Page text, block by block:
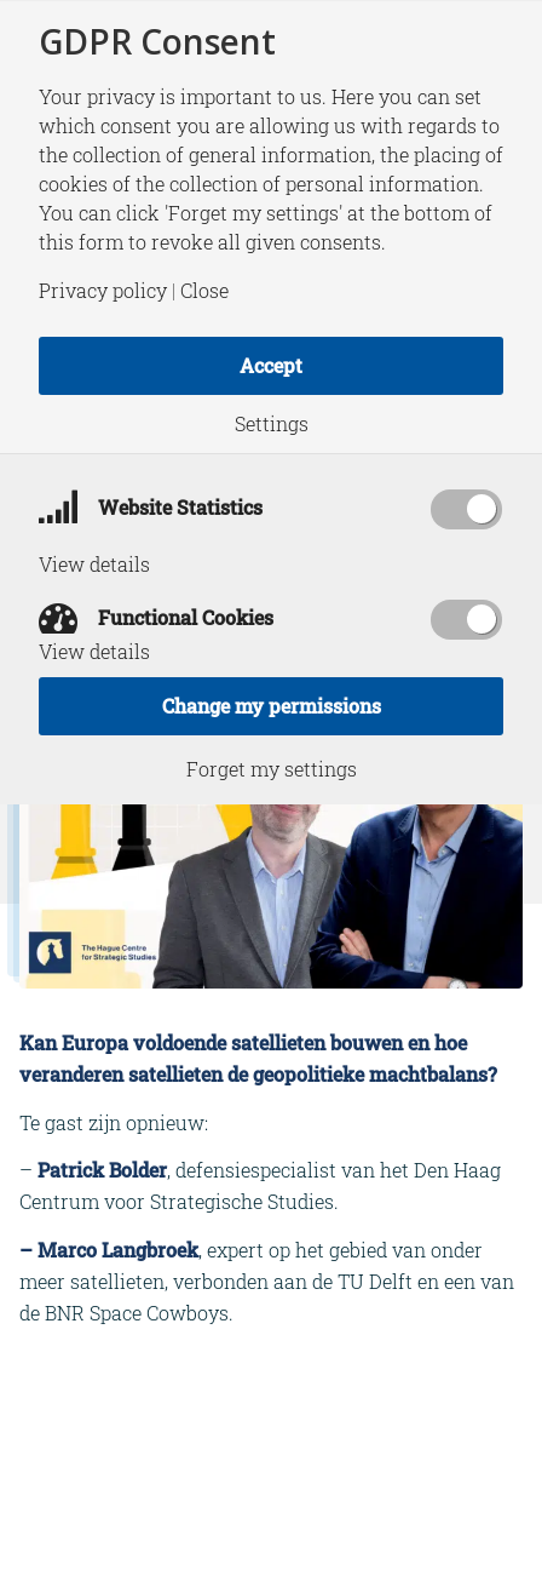
NEWS
Strategische Vragen
| De Strateeg: Kan
Europa voldoende
satellietsystemen
Kan Europa voldoende satellieten bouwen en hoe
veranderen satellieten de geopolitieke machtbalans?
Te gast zijn opnieuw:
– Patrick Bolder, defensiespecialist van het Den Haag
Centrum voor Strategische Studies.
–Marco Langbroek, expert op het gebied van onder
meer satellieten, verbonden aan de TU Delft en een van
de BNR Space Cowboys.
GDPR Consent
Your privacy is important to us. Here you can set
which consent you are allowing us with regards to
the collection of general information, the placing of
cookies of the collection of personal information.
You can click 'Forget my settings' at the bottom of
this form to revoke all given consents.
Privacy policy | Close
Accept
Settings
Website Statistics
View details
Functional Cookies
View details
Change my permissions
Forget my settings